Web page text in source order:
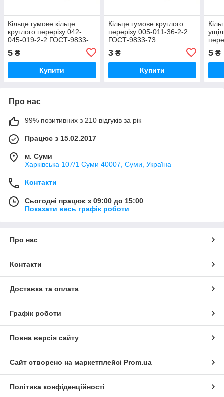
Кільце гумове кільце
круглого перерізу 042-
045-019-2-2 ГОСТ-9833-
5 ₴
Купити
Кільце гумове круглого
перерізу 005-011-36-2-2
ГОСТ-9833-73
3₴
Купити
5 ₴
Про нас
99% позитивних з 210 відгуків за рік
Працює з 15.02.2017
м. Суми
Харківська 107/1 Суми 40007, Суми, Україна
Контакти
Сьогодні працює з 09:00 до 15:00
Показати весь графік роботи
Про нас
Контакти
Доставка та оплата
Графік роботи
Повна версія сайту
Сайт створено на маркетплейсі Prom.ua
Політика конфіденційності